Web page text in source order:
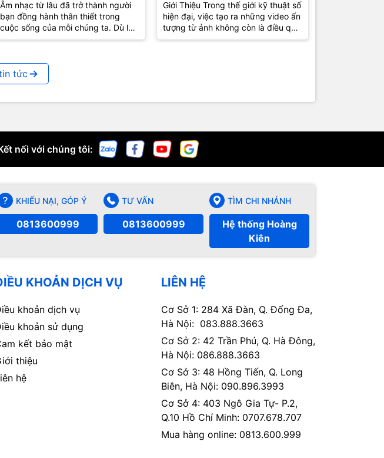
Thức Âm Nhạc Mọi Nơi
Âm nhạc từ lâu đã trở thành người
bạn đồng hành thân thiết trong
cuộc sống của mỗi chúng ta. Dù là
lúc vui hay buồn, âm nhạc luôn
Tính Được Ưa Chuộng Nhất
2024
Giới Thiệu Trong thế giới kỹ thuật số
hiện đại, việc tạo ra những video ấn
tượng từ ảnh không còn là điều quá
xa lạ. Từ những bức ảnh kỷ...
tức
nối với chúng tôi:
KHIẾU NẠI, GÓP Ý
0813600999
TƯ VẤN
0813600999
TÌM CHI NHÁNH
Hệ thống Hoàng
Kiên
KHOẢN DỊCH VỤ
khoản dịch vụ
khoản sử dụng
kết bảo mật
thiệu
hệ
LIÊN HỆ
Cơ Sở 1: 284 Xã Đàn, Q. Đống Đa,
Hà Nội: 083.888.3663
Cơ Sở 2: 42 Trần Phú, Q. Hà Đông,
Hà Nội: 086.888.3663
Cơ Sở 3: 48 Hồng Tiến, Q. Long
Biên, Hà Nội: 090.896.3993
Cơ Sở 4: 403 Ngô Gia Tự- P.2,
Q.10 Hồ Chí Minh: 0707.678.707
Mua hàng online: 0813.600.999